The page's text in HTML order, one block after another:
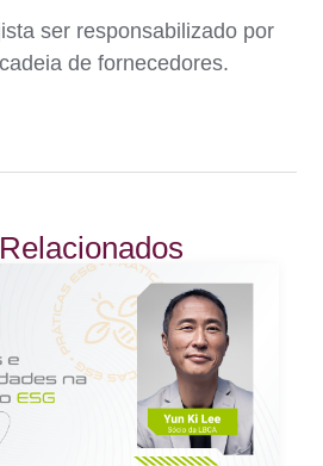
ser responsabilizado por
de fornecedores.